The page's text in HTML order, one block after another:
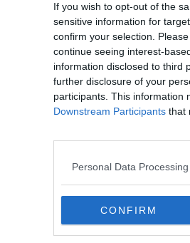
If you wish to opt-out of the
sensitive information for
confirm your selection.
continue seeing interest-
information disclosed to third
further disclosure of your
participants. This information
Downstream Participants that
Personal Data
CONFIRM
postat av
WhiskeyTango84
årligen besökte den stora bilmässan i
öppet med texter såsom Negerfri Zon
överallt tyvärr.
ungefär likadant ut idag. PK-ismen
redan har pratat om i sin gamla
postat av
senaste tiden kommit i kontakt med en
rasister, antisemiter och politiskt
Impala från 1964, Cadillac från
liv. Underbara du!